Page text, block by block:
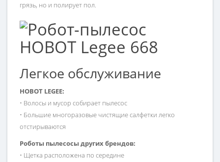
грязь, но и полирует пол.
Легкое обслуживание
HOBOT LEGEE:
• Волосы и мусор собирает пылесос
• Большие многоразовые чистящие салфетки легко
отстирываются
Роботы пылесосы других брендов:
• Щетка расположена по середине